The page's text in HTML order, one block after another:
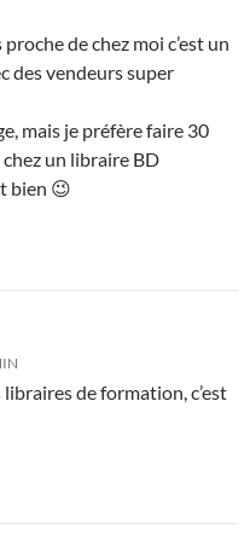
de chez moi c’est un
des vendeurs super
mais je préfère faire 30
un libraire BD
bien 😉
de formation, c’est